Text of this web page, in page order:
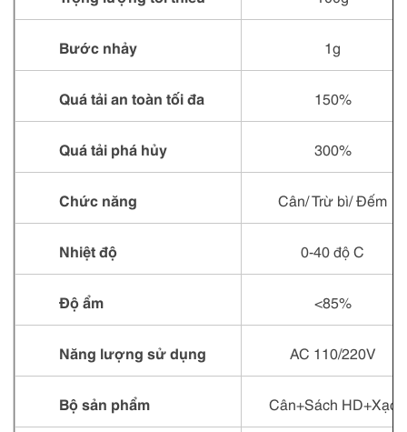
Bước nhảy 1g
Quá tải an toàn tối đa 150%
Quá tải phá hủy 300%
Chức năng Cân/ Trừ bì/ Đếm
Nhiệt độ 0-40 độ C
Độ ẩm <85%
Năng lượng sử dụng AC 110/220V
Bộ sản phẩm Cân+Sách HD+Xạc